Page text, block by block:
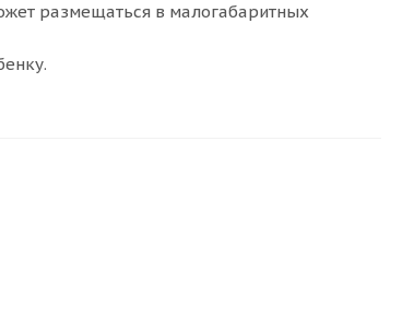
размещаться в малогабаритных